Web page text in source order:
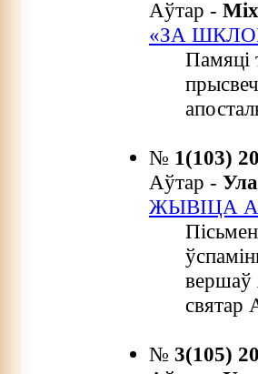
Аўтар -
«ЗА
Памяці
№ 1(103)
Аўтар -
ЖЫВІЦА
вершаў
святар
№ 3(105)